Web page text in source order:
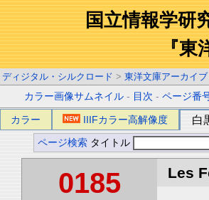
国立情報学研
『東
ディジタル・シルクロード > 東洋文庫アーカイブ
カラー画像サムネイル - 目次 -ページ番
カラー IIIFカラー高解像度 白
ページ検索 タイトル
0185 Les